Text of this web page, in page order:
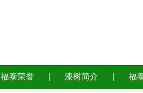
福泰荣誉 漆树简介 福